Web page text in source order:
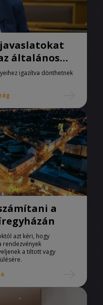
általános
igazítva dönthetnek
a
azt kéri, hogy
rendezvények
a tiltott vagy